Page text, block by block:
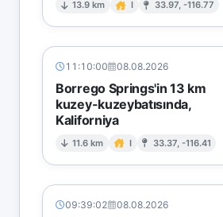
13.9 km I 33.97, -116.77
11:10:00 08.08.2026
Borrego Springs'in 13 km
kuzey-kuzeybatısında,
Kaliforniya
11.6 km I 33.37, -116.41
09:39:02 08.08.2026